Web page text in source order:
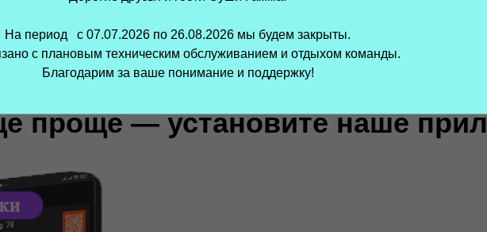
На период с 07.07.2026 по 26.08.2026 мы будем закрыты.
с плановым техническим обслуживанием и отдыхом команды.
Благодарим за ваше понимание и поддержку!
Горячие блюда— установите наше приложение!